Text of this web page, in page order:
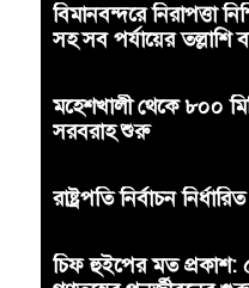
বিমানবন্দরে নিরাপত্তা
সহ সব পর্যায়ের তল্লাশি
মহেশখালী থেকে ৮০০
সরবরাহ শুরু
রাষ্ট্রপতি নির্বাচন
চিফ হুইপের মত প্রকাশ: